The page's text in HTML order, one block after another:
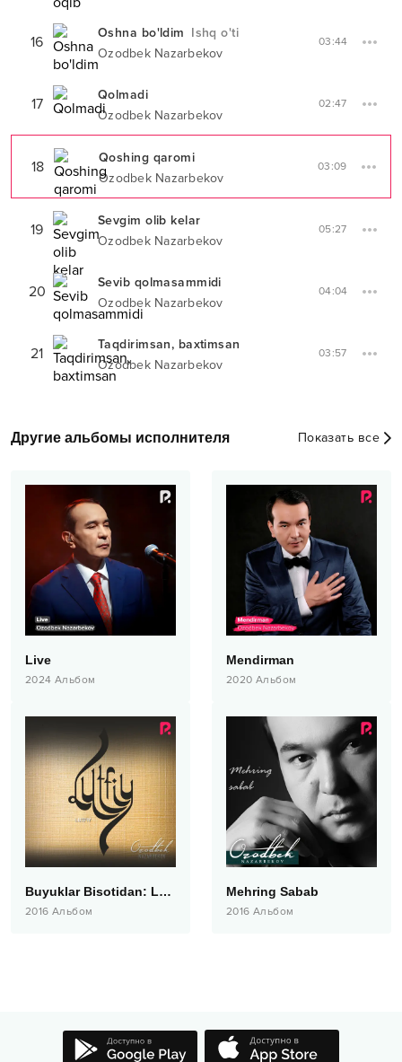
16 Oshna bo'ldim Ishq o'ti
Ozodbek Nazarbekov
03:44
17
Qolmadi
Ozodbek Nazarbekov
02:47
18
Qoshing qaromi
Ozodbek Nazarbekov
03:09
19
Sevgim olib kelar
Ozodbek Nazarbekov
05:27
20
Sevib qolmasammidi
Ozodbek Nazarbekov
04:04
21
Taqdirimsan, baxtimsan
Ozodbek Nazarbekov
03:57
Другие альбомы исполнителя Показать все
Live
2024 Альбом
Mendirman
2020 Альбом
Buyuklar Bisotidan: Lutfiy
2016 Альбом
Mehring Sabab
2016 Альбом